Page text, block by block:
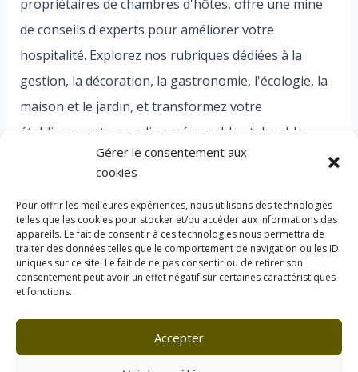
Gérer le consentement aux
cookies
Pour offrir les meilleures expériences, nous utilisons des technologies
telles que les cookies pour stocker et/ou accéder aux informations des
appareils. Le fait de consentir à ces technologies nous permettra de
traiter des données telles que le comportement de navigation ou les ID
uniques sur ce site. Le fait de ne pas consentir ou de retirer son
consentement peut avoir un effet négatif sur certaines caractéristiques
et fonctions.
Accepter
propriétaires de chambres d'hôtes, offre une mine
de conseils d'experts pour améliorer votre
hospitalité. Explorez nos rubriques dédiées à la
gestion, la décoration, la gastronomie, l'écologie, la
maison et le jardin, et transformez votre
établissement en un lieu mémorable et durable.
Bienvenue dans l'univers Florac, où chaque détail
Politique des cookies